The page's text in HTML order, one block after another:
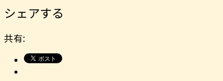
シェアする
共有: